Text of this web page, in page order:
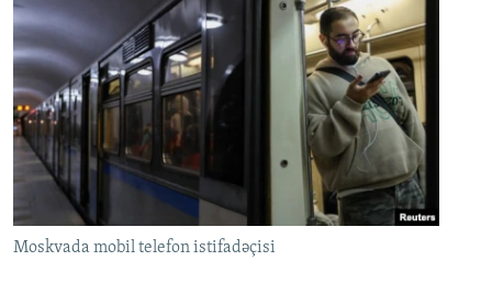
Moskvada mobil telefon istifadəçisi